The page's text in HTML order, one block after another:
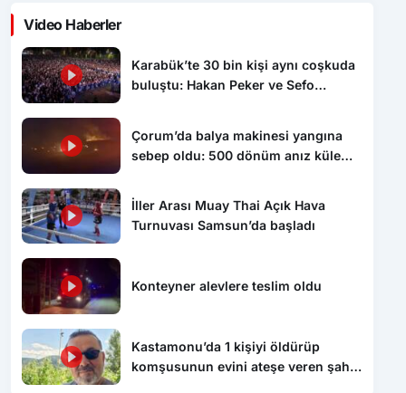
Video Haberler
Karabük’te 30 bin kişi aynı coşkuda
buluştu: Hakan Peker ve Sefo
Çorum’da balya makinesi yangına
sebep oldu: 500 dönüm anız küle
İller Arası Muay Thai Açık Hava
Turnuvası Samsun’da başladı
Konteyner alevlere teslim oldu
Kastamonu’da 1 kişiyi öldürüp
komşusunun evini ateşe veren şahıs